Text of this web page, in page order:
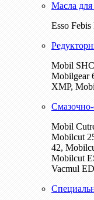
Масла
Esso
Mobil
Mobilgear
XМP,
Mobil
Mobilcut
42,
Mobilcut
Vacmul